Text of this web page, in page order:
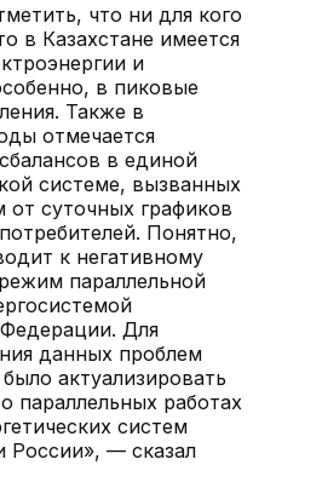
что ни для кого
в Казахстане имеется
и
в пиковые
Также в
отмечается
в единой
системе, вызванных
от суточных графиков
Понятно,
к негативному
параллельной
Для
данных проблем
актуализировать
параллельных работах
систем
России», — сказал